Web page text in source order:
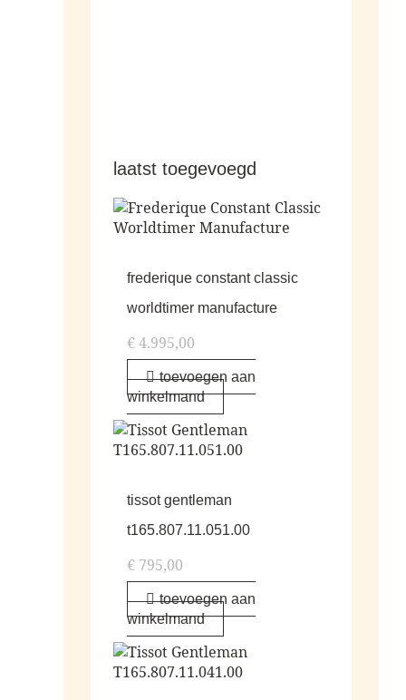
laatst toegevoegd
frederique constant classic
worldtimer manufacture
€4.995,00
toevoegen aan
winkelmand
tissot gentleman
t165.807.11.051.00
€ 795,00
toevoegen aan
winkelmand